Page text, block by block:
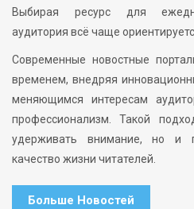
Выбирая ресурс для
аудитория всё чаще
Современные новостные
временем, внедряя
меняющимся интересам
профессионализм. Такой
удерживать внимание, но и
качество жизни читателей.
Больше Новостей